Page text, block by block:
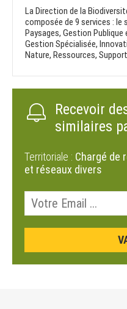
La Direction de la
composée de 9 services : le
Paysages, Gestion
Gestion Spécialisée,
Nature, Ressources,
Recevoir
similaires
Territoriale : Chargé de
et réseaux divers